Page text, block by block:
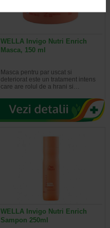
WELLA Invigo Nutri Enrich
Masca, 150 ml
Masca pentru par uscat si
deteriorat este un tratament intens
care are rolul de a hrani si…
WELLA Invigo Nutri Enrich
Sampon 250ml